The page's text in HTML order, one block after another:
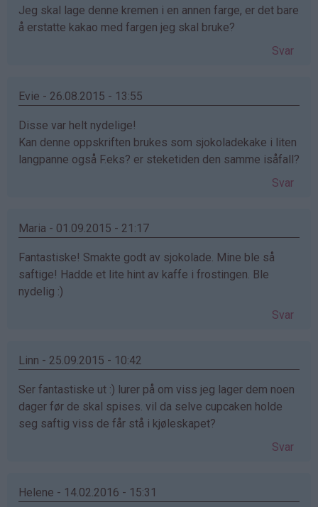
Jeg skal lage denne kremen i en annen farge, er det bare
å erstatte kakao med fargen jeg skal bruke?
Svar
Evie - 26.08.2015 - 13:55
Disse var helt nydelige!
Kan denne oppskriften brukes som sjokoladekake i liten
langpanne også F.eks? er steketiden den samme isåfall?
Svar
Maria - 01.09.2015 - 21:17
Fantastiske! Smakte godt av sjokolade. Mine ble så
saftige! Hadde et lite hint av kaffe i frostingen. Ble
nydelig :)
Svar
Linn - 25.09.2015 - 10:42
Ser fantastiske ut :) lurer på om viss jeg lager dem noen
dager før de skal spises. vil da selve cupcaken holde
seg saftig viss de får stå i kjøleskapet?
Svar
Helene - 14.02.2016 - 15:31